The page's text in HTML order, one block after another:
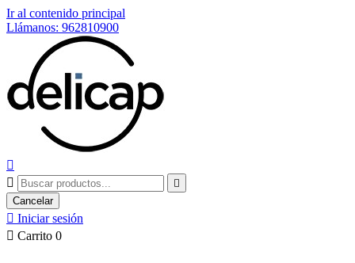
Ir al contenido principal
Llámanos: 962810900



Cancelar
 Iniciar sesión
 Carrito 0